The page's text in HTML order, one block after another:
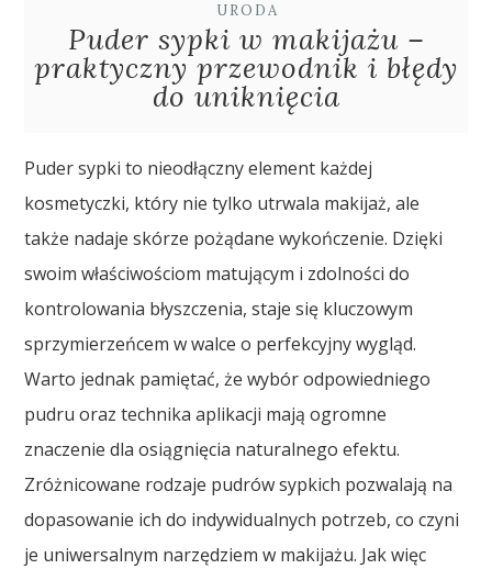
URODA
Puder sypki w makijażu –
praktyczny przewodnik i błędy
do uniknięcia
Puder sypki to nieodłączny element każdej
kosmetyczki, który nie tylko utrwala makijaż, ale
także nadaje skórze pożądane wykończenie. Dzięki
swoim właściwościom matującym i zdolności do
kontrolowania błyszczenia, staje się kluczowym
sprzymierzeńcem w walce o perfekcyjny wygląd.
Warto jednak pamiętać, że wybór odpowiedniego
pudru oraz technika aplikacji mają ogromne
znaczenie dla osiągnięcia naturalnego efektu.
Zróżnicowane rodzaje pudrów sypkich pozwalają na
dopasowanie ich do indywidualnych potrzeb, co czyni
je uniwersalnym narzędziem w makijażu. Jak więc